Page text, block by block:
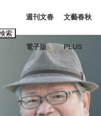
索
週刊文春
電子版
文藝春秋
PLUS